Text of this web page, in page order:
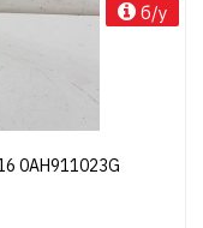
0AH911023G
б/у